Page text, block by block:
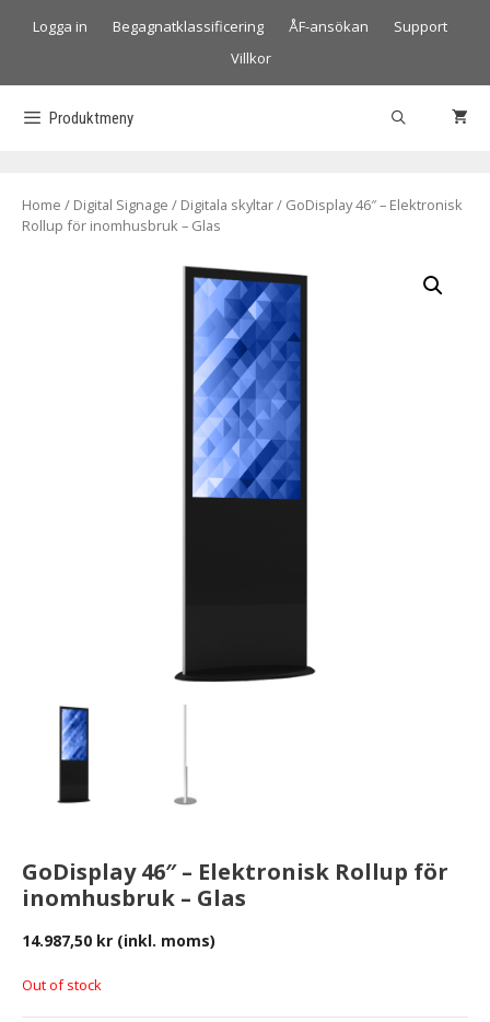
Logga in Begagnatklassificering ÅF-ansökan
Support
Villkor
Produktmeny
Home / Digital Signage / Digitala skyltar/ GoDisplay 46″ – Elektronisk
Rollup för inomhusbruk – Glas
GoDisplay 46″ – Elektronisk Rollup för
inomhusbruk – Glas
14.987,50 kr (inkl. moms)
Out of stock